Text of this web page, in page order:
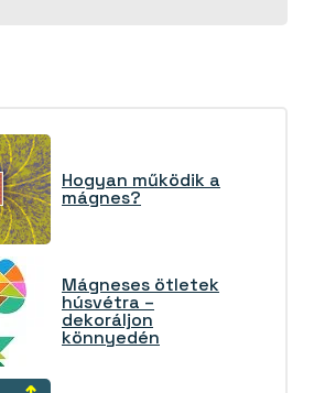
Hogyan működik a
mágnes?
Mágneses ötletek
húsvétra –
dekoráljon
könnyedén